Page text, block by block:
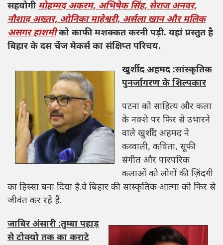
सहयोगी मोहम्मद अकरम, अभिषेक सिंह, सेराज अनवर,
नौशाद अख्तर, ओनिका माहेश्वरी, अर्सला खान और मलिक
असगर हाशमीको काफी मशक्कत करनी पड़ी. यहां प्रस्तुत है
बिहार के दस चेंज मेकर्स का संक्षिप्त परिचय.
खुर्शीद अहमद :सांस्कृतिक
पुनर्जागरण के शिल्पकार
पटना को साहित्य और कला
के नक्शे पर फिर से उभारने
वाले खुर्शीद अहमद ने
कव्वाली, कविता, सूफी
संगीत और पारंपरिक
कलाओं को लोगों की ज़िंदगी
का हिस्सा बना दिया है.वे बिहार की सांस्कृतिक आत्मा को फिर से
जीवंत कर रहे हैं.
जाबिर अंसारी :तुम्बा पहाड़
से टोक्यो तक का कराटे